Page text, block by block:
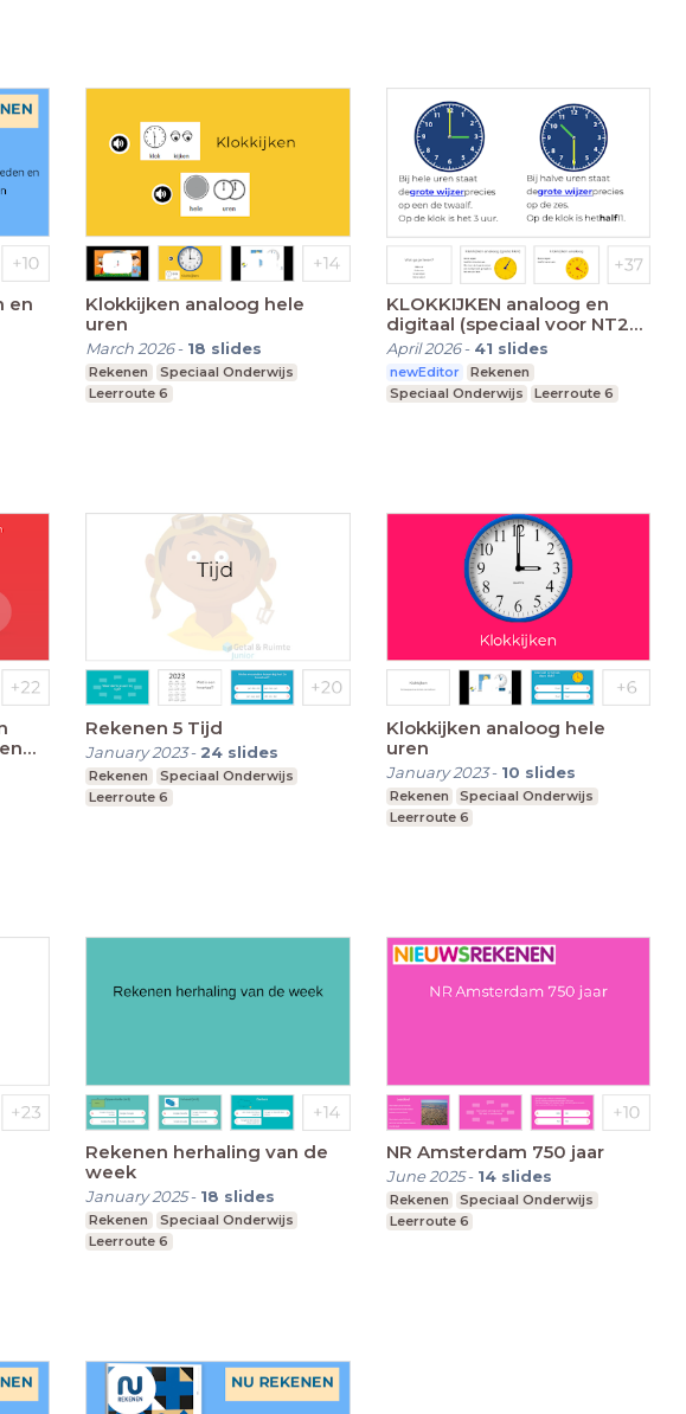
en
Klokkijken analoog hele
uren
March 2026- 18 slides
Rekenen
Speciaal Onderwijs
Leerroute 6
KLOKKIJKEN analoog en
digitaal (speciaal voor NT2
leerlingen)
April 2026- 41 slides
newEditor
Rekenen
Speciaal Onderwijs
Leerroute 6
Rekenen 5 Tijd
January 2023- 24 slides
Rekenen
Speciaal Onderwijs
Leerroute 6
Klokkijken analoog hele
uren
January 2023- 10 slides
Rekenen
Speciaal Onderwijs
Leerroute 6
Rekenen herhaling van de
week
January 2025- 18 slides
Rekenen
Speciaal Onderwijs
Leerroute 6
NR Amsterdam 750 jaar
June 2025- 14 slides
Rekenen
Speciaal Onderwijs
Leerroute 6